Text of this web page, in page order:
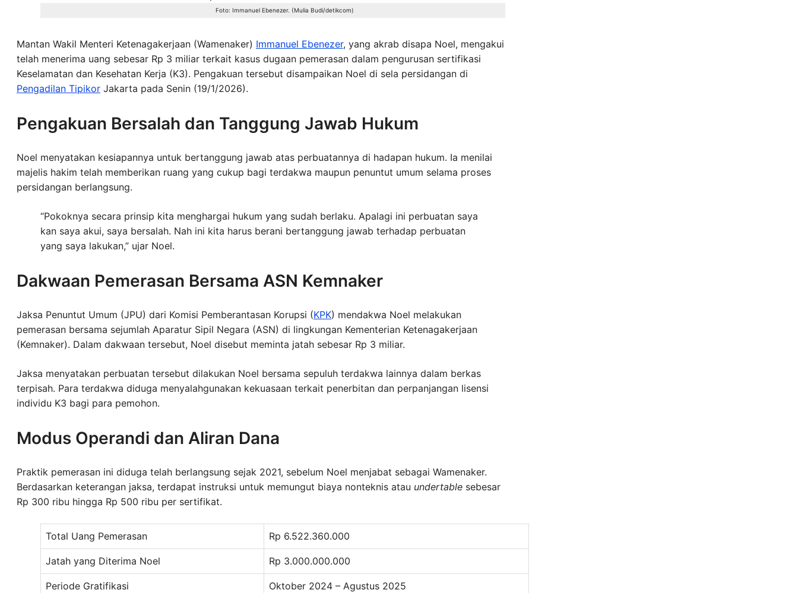
Foto: Immanuel Ebenezer. (Mulia Budi/detikcom)
Mantan Wakil Menteri Ketenagakerjaan (Wamenaker) Immanuel Ebenezer, yang akrab disapa Noel, mengakui
telah menerima uang sebesar Rp 3 miliar terkait kasus dugaan pemerasan dalam pengurusan sertifikasi
Keselamatan dan Kesehatan Kerja (K3). Pengakuan tersebut disampaikan Noel di sela persidangan di
Pengadilan Tipikor Jakarta pada Senin (19/1/2026).
Pengakuan Bersalah dan Tanggung Jawab Hukum
Noel menyatakan kesiapannya untuk bertanggung jawab atas perbuatannya di hadapan hukum. Ia menilai
majelis hakim telah memberikan ruang yang cukup bagi terdakwa maupun penuntut umum selama proses
persidangan berlangsung.
“Pokoknya secara prinsip kita menghargai hukum yang sudah berlaku. Apalagi ini perbuatan saya
kan saya akui, saya bersalah. Nah ini kita harus berani bertanggung jawab terhadap perbuatan
yang saya lakukan,” ujar Noel.
Dakwaan Pemerasan Bersama ASN Kemnaker
Jaksa Penuntut Umum (JPU) dari Komisi Pemberantasan Korupsi (KPK) mendakwa Noel melakukan
pemerasan bersama sejumlah Aparatur Sipil Negara (ASN) di lingkungan Kementerian Ketenagakerjaan
(Kemnaker). Dalam dakwaan tersebut, Noel disebut meminta jatah sebesar Rp 3 miliar.
Jaksa menyatakan perbuatan tersebut dilakukan Noel bersama sepuluh terdakwa lainnya dalam berkas
terpisah. Para terdakwa diduga menyalahgunakan kekuasaan terkait penerbitan dan perpanjangan lisensi
individu K3 bagi para pemohon.
Modus Operandi dan Aliran Dana
Praktik pemerasan ini diduga telah berlangsung sejak 2021, sebelum Noel menjabat sebagai Wamenaker.
Berdasarkan keterangan jaksa, terdapat instruksi untuk memungut biaya nonteknis atau undertable sebesar
Rp 300 ribu hingga Rp 500 ribu per sertifikat.
Total Uang Pemerasan Rp 6.522.360.000
Jatah yang Diterima Noel Rp 3.000.000.000
Periode Gratifikasi Oktober 2024 – Agustus 2025